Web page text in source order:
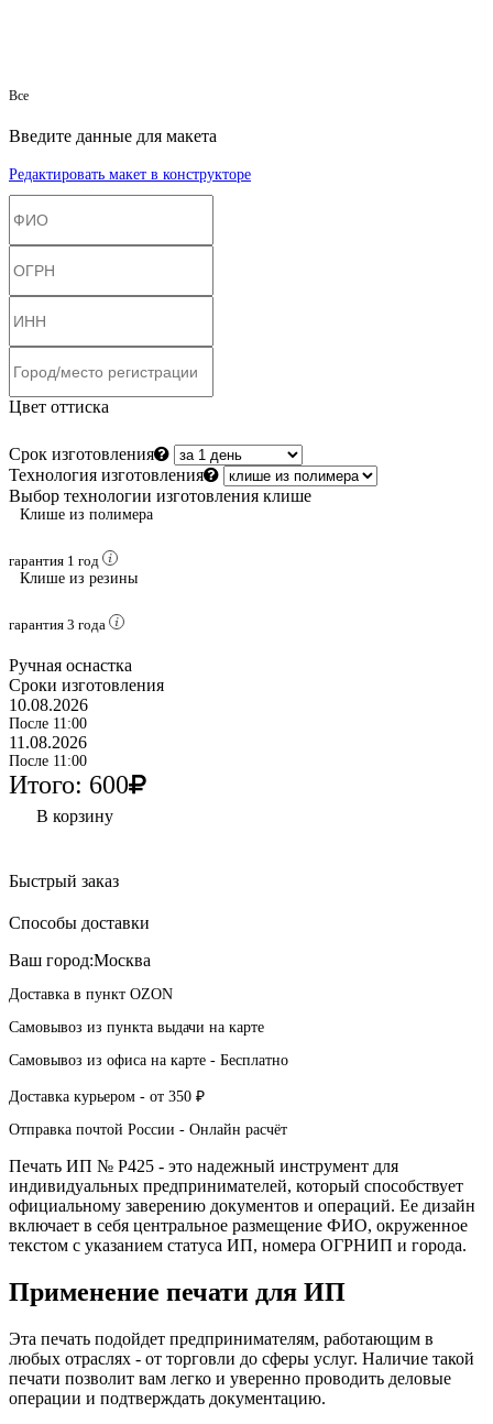
Все
Введите данные для макета
Редактировать макет в конструкторе
Цвет оттиска
Срок изготовления
Технология изготовления
Выбор технологии изготовления клише
Клише из полимера
гарантия 1 год
Клише из резины
гарантия 3 года
Ручная оснастка
Сроки изготовления
10.08.2026
После 11:00
11.08.2026
После 11:00
Итого: 600
В корзину
Быстрый заказ
Способы доставки
Ваш город:Москва
Доставка в пункт OZON
Самовывоз из пункта выдачи на карте
Самовывоз из офиса на карте - Бесплатно
Доставка курьером - от 350 ₽
Отправка почтой России - Онлайн расчёт
Печать ИП № Р425 - это надежный инструмент для
индивидуальных предпринимателей, который способствует
официальному заверению документов и операций. Ее дизайн
включает в себя центральное размещение ФИО, окруженное
текстом с указанием статуса ИП, номера ОГРНИП и города.
Применение печати для ИП
Эта печать подойдет предпринимателям, работающим в
любых отраслях - от торговли до сферы услуг. Наличие такой
печати позволит вам легко и уверенно проводить деловые
операции и подтверждать документацию.